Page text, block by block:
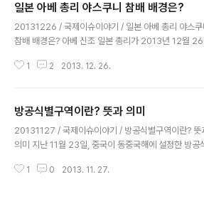
0월 13일, 유엔 193개 회원국은 뉴욕 유엔본부에서 총
를 열고 유엔 안전보장이사회가 추천한 구테헤스 전 총리
를 제9대 유엔 사무총장으로 선출한 것입니다. 안토니우
2017년 1월부터 임기 5년의 임기를 시작하게 됩니다.
일본 아베 총리 야스쿠니 참배 배경은?
20131226 / 국제이슈이야기 / 일본 아베 총리 야스쿠
참배 배경은? 아베 신조 일본 총리가 2013년 12월 26
사되어 있는 야스쿠니 신사를 참배했고, 우리나라와 중국
보에 대해 보고하고, 두 번 다시 전쟁의 참화로 사람들이
통받는 것이 없는 시대를 만들겠다는 맹세와 결의를 전
게 위해 오늘을 선택했다고 참배 이유를 밝혔으며, 일본
5일에 고이즈미 준이치로 총리가 참배한 후, 7년만의 일
1 2 2013. 12. 26.
방공식별구역이란? 뜻과 의미
20131127 / 국제이슈이야기 / 방공식별구역이란? 뜻
의미 지난 11월 23일, 중국이 동중국해에 설정한 방공
오위다오)와 우리나라의 이어도를 포함시켜 한ㆍ중ㆍ일
1 0 2013. 11. 27.